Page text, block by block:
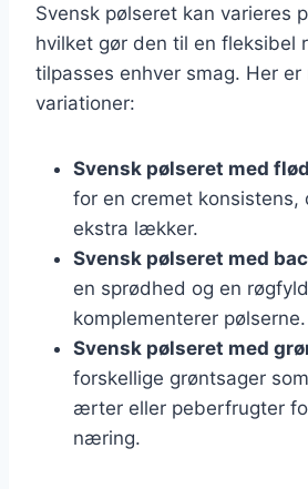
Svensk pølseret kan varieres
hvilket gør den til en fleksibel
tilpasses enhver smag. Her
variationer:
Svensk pølseret med
for en cremet konsistens,
ekstra lækker.
Svensk pølseret med
en sprødhed og en
komplementerer pølserne.
Svensk pølseret med
forskellige grøntsager
ærter eller peberfrugter
næring.